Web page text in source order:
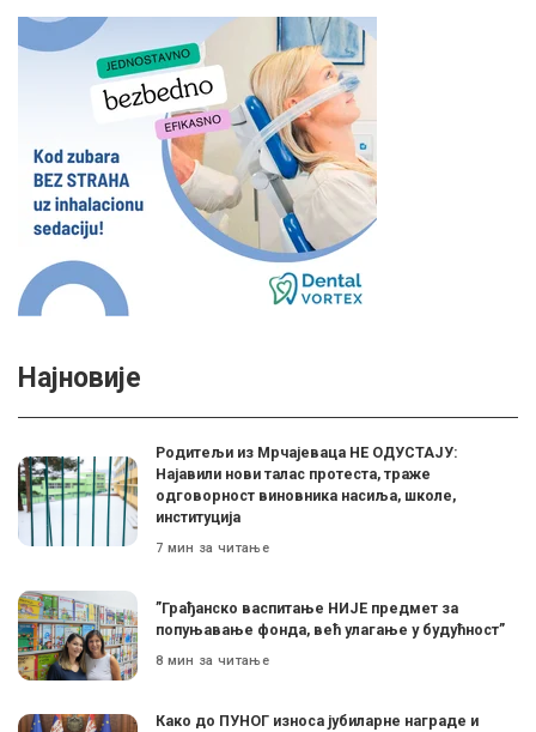
Најновије
Родитељи из Мрчајеваца НЕ ОДУСТАЈУ:
Најавили нови талас протеста, траже
одговорност виновника насиља, школе,
институција
7 мин за читање
”Грађанско васпитање НИЈЕ предмет за
попуњавање фонда, већ улагање у будућност”
8 мин за читање
Како до ПУНОГ износа јубиларне награде и